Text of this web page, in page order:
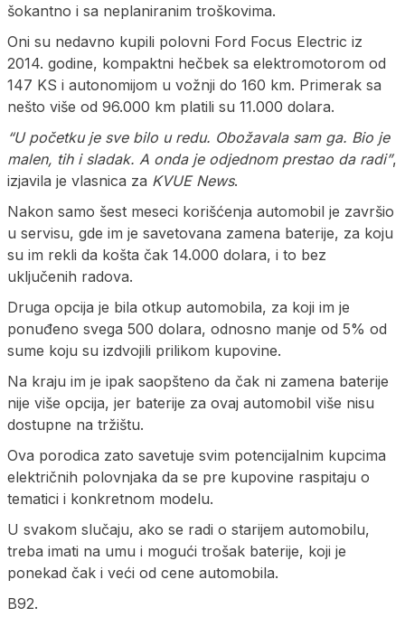
šokantno i sa neplaniranim troškovima.
Oni su nedavno kupili polovni Ford Focus Electric iz
2014. godine, kompaktni hečbek sa elektromotorom od
147 KS i autonomijom u vožnji do 160 km. Primerak sa
nešto više od 96.000 km platili su 11.000 dolara.
“U početku je sve bilo u redu. Obožavala sam ga. Bio je
malen, tih i sladak. A onda je odjednom prestao da radi”,
izjavila je vlasnica za KVUE News.
Nakon samo šest meseci korišćenja automobil je završio
u servisu, gde im je savetovana zamena baterije, za koju
su im rekli da košta čak 14.000 dolara, i to bez
uključenih radova.
Druga opcija je bila otkup automobila, za koji im je
ponuđeno svega 500 dolara, odnosno manje od 5% od
sume koju su izdvojili prilikom kupovine.
Na kraju im je ipak saopšteno da čak ni zamena baterije
nije više opcija, jer baterije za ovaj automobil više nisu
dostupne na tržištu.
Ova porodica zato savetuje svim potencijalnim kupcima
električnih polovnjaka da se pre kupovine raspitaju o
tematici i konkretnom modelu.
U svakom slučaju, ako se radi o starijem automobilu,
treba imati na umu i mogući trošak baterije, koji je
ponekad čak i veći od cene automobila.
B92.